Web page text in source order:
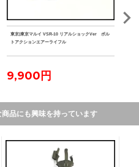
東京)東京マルイ VSR-10 リアルショックVer ボル
トアクションエアーライフル
9,900円
品にも興味を持っています